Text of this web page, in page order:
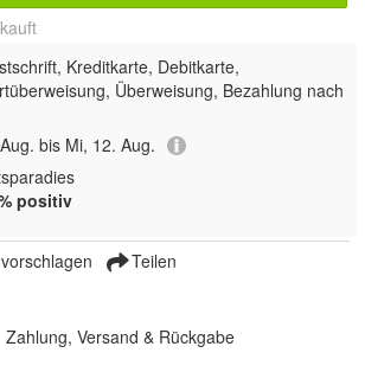
Kreditkarte, Debitkarte,
Überweisung, Bezahlung nach
bis Mi, 12. Aug.
positiv
Teilen
Zahlung, Versand & Rückgabe